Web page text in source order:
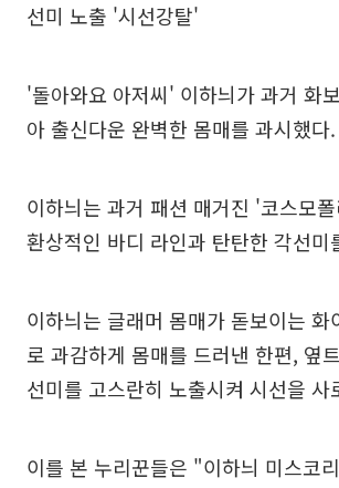
선미 노출 '시선강탈'
'돌아와요 아저씨' 이하늬가 과거 화
아 출신다운 완벽한 몸매를 과시했다.
이하늬는 과거 패션 매거진 '코스모
환상적인 바디 라인과 탄탄한 각선미
이하늬는 글래머 몸매가 돋보이는 화
로 과감하게 몸매를 드러낸 한편, 옆
선미를 고스란히 노출시켜 시선을 사
이를 본 누리꾼들은 "이하늬 미스코